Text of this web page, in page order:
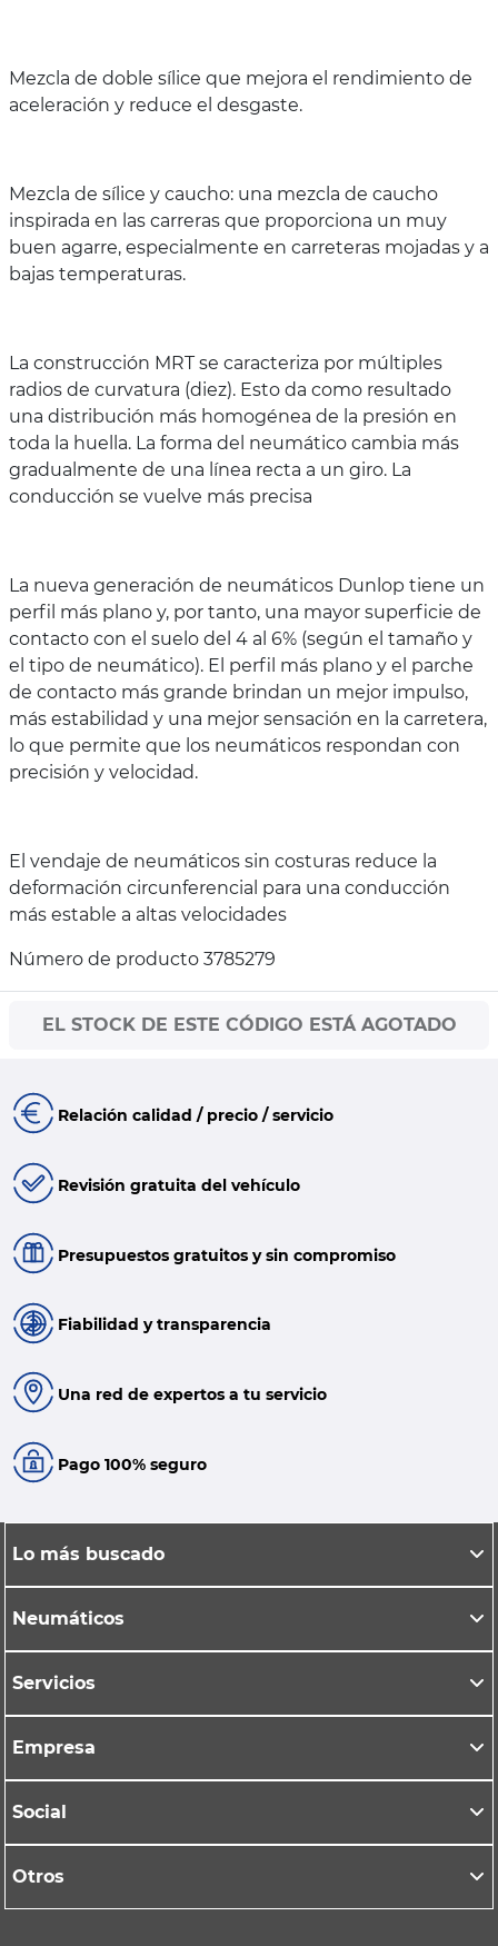
Mezcla de doble sílice que mejora el rendimiento de
aceleración y reduce el desgaste.
Mezcla de sílice y caucho: una mezcla de caucho
inspirada en las carreras que proporciona un muy
buen agarre, especialmente en carreteras mojadas y a
bajas temperaturas.
La construcción MRT se caracteriza por múltiples
radios de curvatura (diez). Esto da como resultado
una distribución más homogénea de la presión en
toda la huella. La forma del neumático cambia más
gradualmente de una línea recta a un giro. La
conducción se vuelve más precisa
La nueva generación de neumáticos Dunlop tiene un
perfil más plano y, por tanto, una mayor superficie de
contacto con el suelo del 4 al 6% (según el tamaño y
el tipo de neumático). El perfil más plano y el parche
de contacto más grande brindan un mejor impulso,
más estabilidad y una mejor sensación en la carretera,
lo que permite que los neumáticos respondan con
precisión y velocidad.
El vendaje de neumáticos sin costuras reduce la
deformación circunferencial para una conducción
más estable a altas velocidades
Número de producto 3785279
EL STOCK DE ESTE CÓDIGO ESTÁ AGOTADO
Relación calidad / precio / servicio
Revisión gratuita del vehículo
Presupuestos gratuitos y sin compromiso
Fiabilidad y transparencia
Una red de expertos a tu servicio
Pago 100% seguro
Lo más buscado
Neumáticos
Servicios
Empresa
Social
Otros